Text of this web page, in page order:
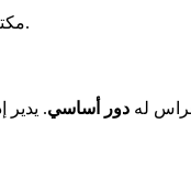
هي تنسيق خدمات الدولة وأكثر من ذلك.
له دور أساسي. يدير